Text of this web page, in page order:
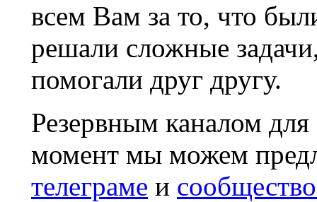
всем Вам за то, что
решали сложные
помогали друг другу.
Резервным каналом
момент мы можем
телеграме и